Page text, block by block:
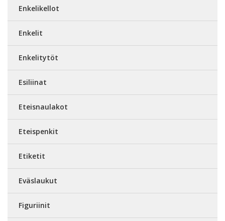
Enkelikellot
Enkelit
Enkelitytöt
Esiliinat
Eteisnaulakot
Eteispenkit
Etiketit
Eväslaukut
Figuriinit